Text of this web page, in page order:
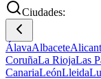
Ciudades:
ÁlavaAlbacete
CoruñaLa RiojaLas
CanariaLeónLleida